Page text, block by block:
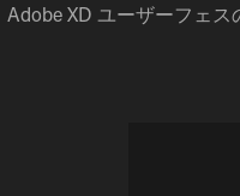
Adobe XD ユーザーフェス